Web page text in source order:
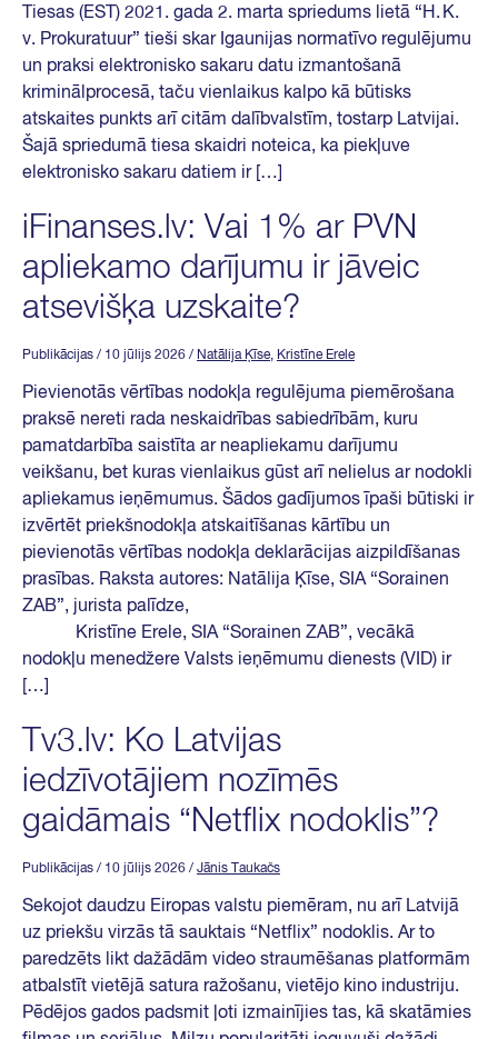
Tiesas (EST) 2021. gada 2. marta spriedums lietā “H. K.
v. Prokuratuur” tieši skar Igaunijas normatīvo regulējumu
un praksi elektronisko sakaru datu izmantošanā
kriminālprocesā, taču vienlaikus kalpo kā būtisks
atskaites punkts arī citām dalībvalstīm, tostarp Latvijai.
Šajā spriedumā tiesa skaidri noteica, ka piekļuve
elektronisko sakaru datiem ir […]
iFinanses.lv: Vai 1% ar PVN
apliekamo darījumu ir jāveic
atsevišķa uzskaite?
Publikācijas / 10 jūlijs 2026 / Natālija Ķīse, Kristīne Erele
Pievienotās vērtības nodokļa regulējuma piemērošana
praksē nereti rada neskaidrības sabiedrībām, kuru
pamatdarbība saistīta ar neapliekamu darījumu
veikšanu, bet kuras vienlaikus gūst arī nelielus ar nodokli
apliekamus ieņēmumus. Šādos gadījumos īpaši būtiski ir
izvērtēt priekšnodokļa atskaitīšanas kārtību un
pievienotās vērtības nodokļa deklarācijas aizpildīšanas
prasības. Raksta autores: Natālija Ķīse, SIA “Sorainen
ZAB”, jurista palīdze,
Kristīne Erele, SIA “Sorainen ZAB”, vecākā
nodokļu menedžere Valsts ieņēmumu dienests (VID) ir
[…]
Tv3.lv: Ko Latvijas
iedzīvotājiem nozīmēs
gaidāmais “Netflix nodoklis”?
Publikācijas / 10 jūlijs 2026 / Jānis Taukačs
Sekojot daudzu Eiropas valstu piemēram, nu arī Latvijā
uz priekšu virzās tā sauktais “Netflix” nodoklis. Ar to
paredzēts likt dažādām video straumēšanas platformām
atbalstīt vietējā satura ražošanu, vietējo kino industriju.
Pēdējos gados padsmit ļoti izmainījies tas, kā skatāmies